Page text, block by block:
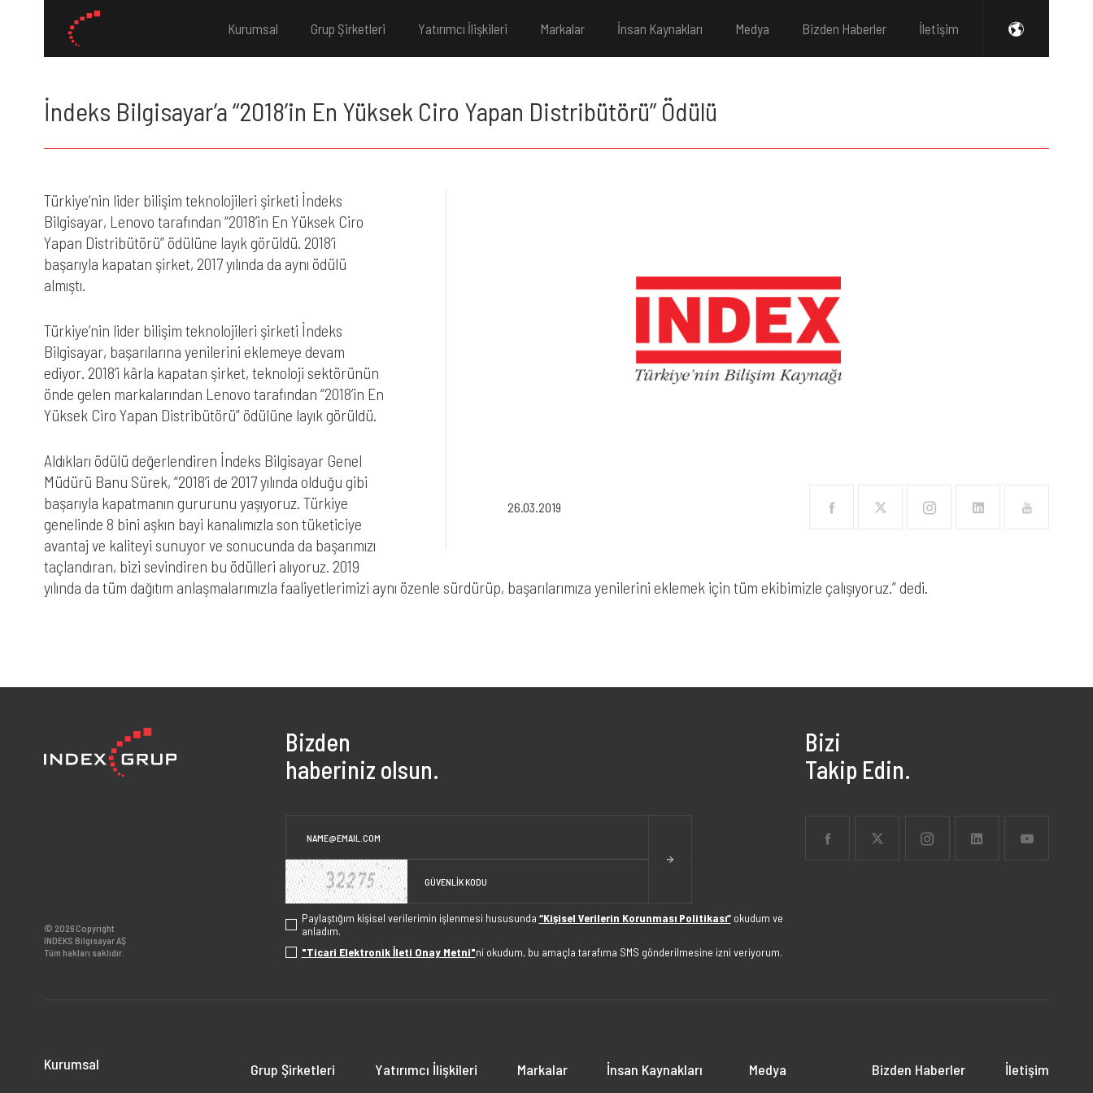
Kurumsal Grup Şirketleri Yatırımcı İlişkileri Markalar İnsan Kaynakları Medya Bizden Haberler İletişim
İndeks Bilgisayar’a “2018’in En Yüksek Ciro Yapan Distribütörü” Ödülü
26.03.2019
Türkiye’nin lider bilişim teknolojileri şirketi İndeks
Bilgisayar, Lenovo tarafından “2018’in En Yüksek Ciro
Yapan Distribütörü” ödülüne layık görüldü. 2018’i
başarıyla kapatan şirket, 2017 yılında da aynı ödülü
almıştı.
Türkiye’nin lider bilişim teknolojileri şirketi İndeks
Bilgisayar, başarılarına yenilerini eklemeye devam
ediyor. 2018’i kârla kapatan şirket, teknoloji sektörünün
önde gelen markalarından Lenovo tarafından “2018’in En
Yüksek Ciro Yapan Distribütörü” ödülüne layık görüldü.
Aldıkları ödülü değerlendiren İndeks Bilgisayar Genel
Müdürü Banu Sürek, “2018’i de 2017 yılında olduğu gibi
başarıyla kapatmanın gururunu yaşıyoruz. Türkiye
genelinde 8 bini aşkın bayi kanalımızla son tüketiciye
avantaj ve kaliteyi sunuyor ve sonucunda da başarımızı
taçlandıran, bizi sevindiren bu ödülleri alıyoruz. 2019
yılında da tüm dağıtım anlaşmalarımızla faaliyetlerimizi aynı özenle sürdürüp, başarılarımıza yenilerini eklemek için tüm ekibimizle çalışıyoruz.” dedi.
© 2026 Copyright
INDEKS Bilgisayar AŞ
Tüm hakları saklıdır.
Bizden
haberiniz olsun.
Paylaştığım kişisel verilerimin işlenmesi hususunda “Kişisel Verilerin Korunması Politikası”okudum ve
anladım.
"Ticari Elektronik İleti Onay Metni"ni okudum, bu amaçla tarafıma SMS gönderilmesine izni veriyorum.
Bizi
Takip Edin.
Kurumsal Grup Şirketleri Yatırımcı İlişkileri Markalar İnsan Kaynakları Medya Bizden Haberler İletişim